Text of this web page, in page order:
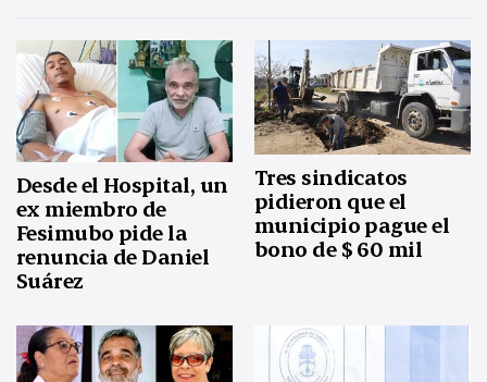
Desde el Hospital, un
ex miembro de
Fesimubo pide la
renuncia de Daniel
Suárez
Tres sindicatos
pidieron que el
municipio pague el
bono de $ 60 mil